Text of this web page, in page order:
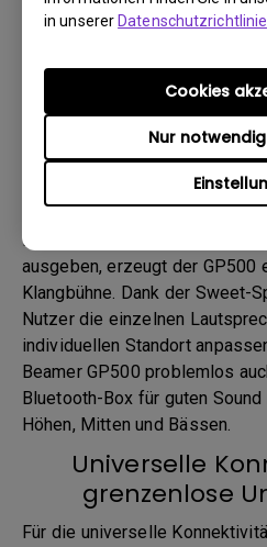
in unserer Datenschutzrichtlinie
Nur
Cookies
Inhalten von Smartphones und
Großformat teilen und
360°
Mit seinen ideal
Lautsprechern, die den Sound
ausgeben, erzeugt der GP500
Klangbühne. Dank der Sweet-
Nutzer die einzelnen
individuellen Standort
Beamer GP500 problemlos
Bluetooth-Box für guten
Höhen, Mitten und Bässen.
Universelle
grenzenlose
Für die universelle